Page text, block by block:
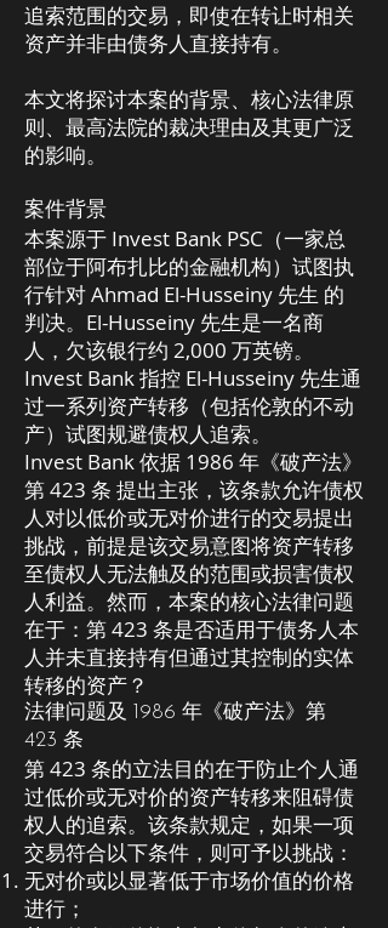
追索范围的交易，即使在转让时相关
资产并非由债务人直接持有。
本文将探讨本案的背景、核心法律原
则、最高法院的裁决理由及其更广泛
的影响。
案件背景
本案源于 Invest Bank PSC（一家总
部位于阿布扎比的金融机构）试图执
行针对 Ahmad El-Husseiny 先生 的
判决。El-Husseiny 先生是一名商
人，欠该银行约 2,000 万英镑。
Invest Bank 指控 El-Husseiny 先生通
过一系列资产转移（包括伦敦的不动
产）试图规避债权人追索。
Invest Bank 依据 1986 年《破产法》
第 423 条 提出主张，该条款允许债权
人对以低价或无对价进行的交易提出
挑战，前提是该交易意图将资产转移
至债权人无法触及的范围或损害债权
人利益。然而，本案的核心法律问题
在于：第 423 条是否适用于债务人本
人并未直接持有但通过其控制的实体
转移的资产？
法律问题及 1986 年《破产法》第
423 条
第 423 条的立法目的在于防止个人通
过低价或无对价的资产转移来阻碍债
权人的追索。该条款规定，如果一项
交易符合以下条件，则可予以挑战：
无对价或以显著低于市场价值的价格
进行；